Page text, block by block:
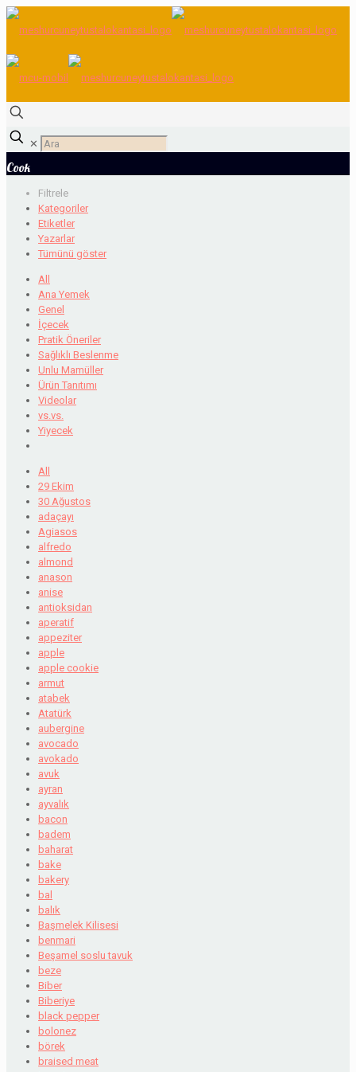
✕
Cook
Filtrele
Kategoriler
Etiketler
Yazarlar
Tümünü göster
All
Ana Yemek
Genel
İçecek
Pratik Öneriler
Sağlıklı Beslenme
Unlu Mamüller
Ürün Tanıtımı
Videolar
vs.vs.
Yiyecek
All
29 Ekim
30 Ağustos
adaçayı
Agiasos
alfredo
almond
anason
anise
antioksidan
aperatif
appeziter
apple
apple cookie
armut
atabek
Atatürk
aubergine
avocado
avokado
avuk
ayran
ayvalık
bacon
badem
baharat
bake
bakery
bal
balık
Başmelek Kilisesi
benmari
Beşamel soslu tavuk
beze
Biber
Biberiye
black pepper
bolonez
börek
braised meat